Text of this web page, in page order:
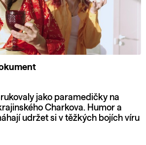
jako paramedičky na
Charkova. Humor a
udržet si v těžkých bojích víru